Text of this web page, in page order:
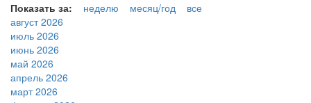
Показать за: неделю месяц/год
все
август 2026
июль 2026
июнь 2026
май 2026
апрель 2026
март 2026